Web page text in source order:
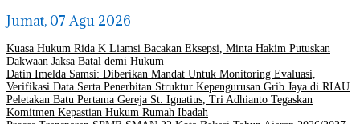
Jumat, 07 Agu 2026
Kuasa Hukum Rida K Liamsi Bacakan Eksepsi, Minta Hakim Putuskan
Dakwaan Jaksa Batal demi Hukum
Datin Imelda Samsi: Diberikan Mandat Untuk Monitoring Evaluasi,
Verifikasi Data Serta Penerbitan Struktur Kepengurusan Grib Jaya di RIAU
Peletakan Batu Pertama Gereja St. Ignatius, Tri Adhianto Tegaskan
Komitmen Kepastian Hukum Rumah Ibadah